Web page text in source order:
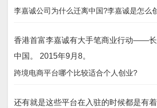
李嘉诚公司为什么迁离中国?李嘉诚是怎么
香港首富李嘉诚有大手笔商业行动——长
中国。 2015年9月8。
跨境电商平台哪个比较适合个人创业?
还有就是这些平台在入驻的时候都是有